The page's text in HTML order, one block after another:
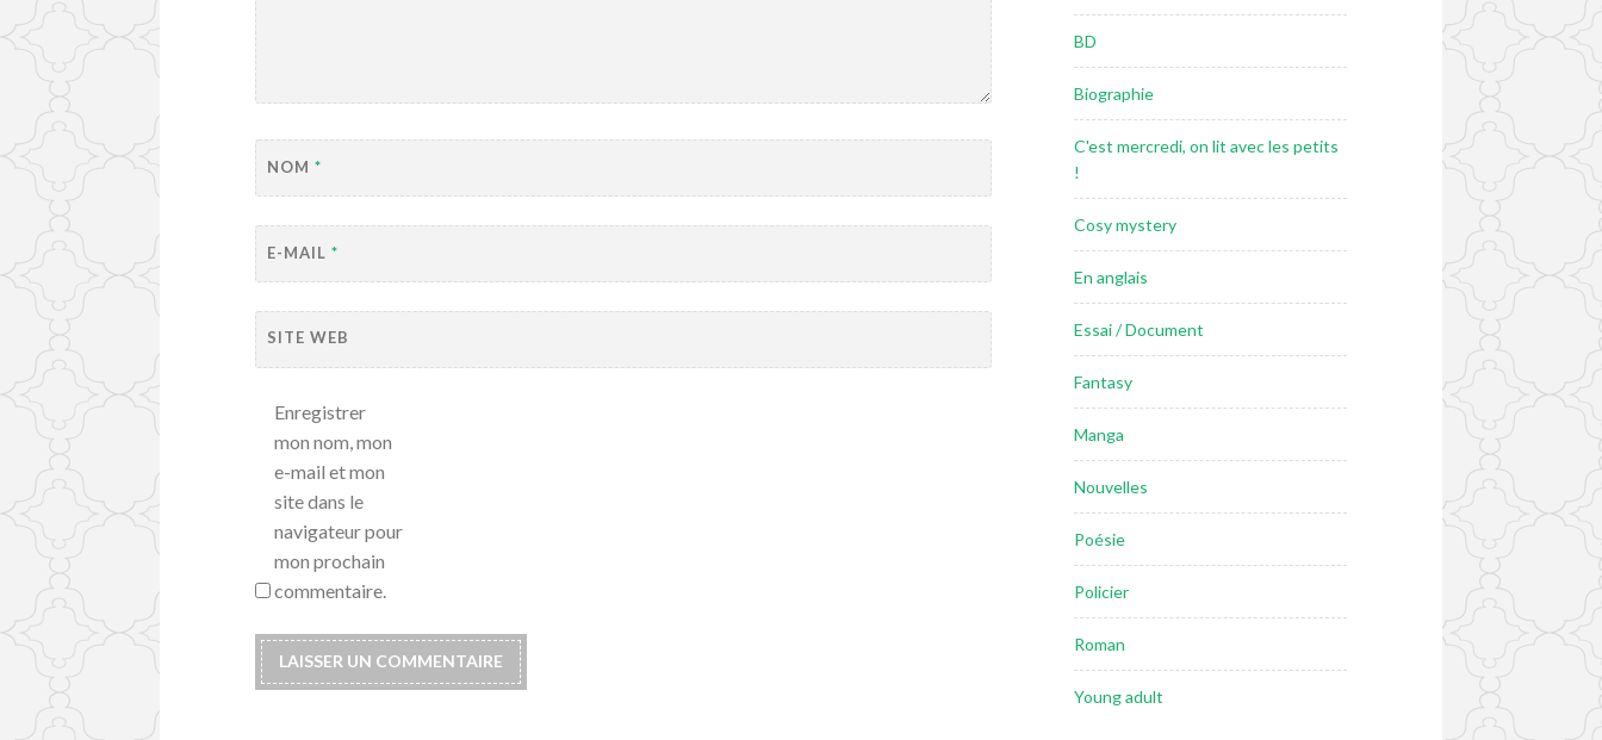
NOM*
E-MAIL*
SITE WEB
Enregistrer
mon nom, mon
e-mail et mon
site dans le
navigateur pour
mon prochain
commentaire.
BD
Biographie
C'est mercredi, on lit avec les petits
!
Cosy mystery
En anglais
Essai / Document
Fantasy
Manga
Nouvelles
Poésie
Policier
Roman
Young adult